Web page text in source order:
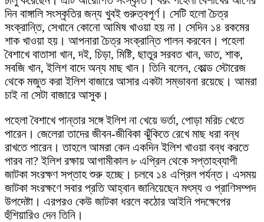
দিন বাঙ্গালি সংস্কৃতির জন্য খুবই গুরুত্বপূর্ণ। সেটি হলো চৈত্র
সংক্রান্তি, সেখানে কোনো আমিষ খাওয়া হয় না। সেদিন ১৪ রকমের
শাক খাওয়া হয়। আপনারা চৈত্র সংক্রান্তি পালন করবেন। পহেলা
বৈশাখে বাতাসা খান, দই, চিড়া, মিষ্টি, ছাতুর সরবত খান, ভাত, শাক,
সবজি খান, ইলিশ বাদে অন্য মাছ খান। তিনি বলেন, কোল্ড স্টোরেজ
থেকে মজুত করা ইলিশ বাজারে আসার একটা সম্ভাবনা রয়েছে। আমরা
চাই না সেটা বাজারে আসুক।
পহেলা বৈশাখে পান্তার সঙ্গে ইলিশ না খেয়ে ভর্তা, পোড়া মরিচ খেতে
পারেন। জেলেরা তাদের জীবন-জীবিকা ঝুঁকিতে রেখে মাছ ধরা বন্ধ
রাখতে পারেন। তাহলে আমরা কেন একদিন ইলিশ খাওয়া বন্ধ করতে
পারব না? ইলিশ রক্ষায় আগামীকাল ৮ এপ্রিল থেকে সপ্তাহব্যাপী
জাটকা সংরক্ষণ সপ্তাহ শুরু হচ্ছে। চলবে ১৪ এপ্রিল পর্যন্ত। এসময়
জাটকা সংরক্ষণে সবার প্রতি আহ্বান জানিয়েছেন মৎস্য ও প্রাণিসম্পদ
উপদেষ্টা। এরপরও কেউ জাটকা ধরলে কঠোর আইনি পদক্ষেপের
হুঁশিয়ারিও দেন তিনি।